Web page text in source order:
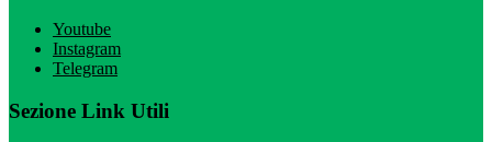
Youtube
Instagram
Telegram
Sezione Link Utili